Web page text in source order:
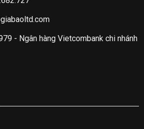
- Ngân hàng Vietcombank chi nhánh